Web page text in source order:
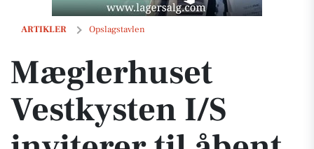
ARTIKLER Opslagstavlen
Mæglerhuset Vestkysten I/S inviterer til åbent hus i Løkken og
Mæglerhuset
Vestkysten I/S